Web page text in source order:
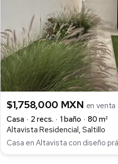
$1,758,000 MXN en venta
Casa
2 recs. 1 baño
80 m²
Altavista Residencial, Saltillo
Casa en Altavista con diseño